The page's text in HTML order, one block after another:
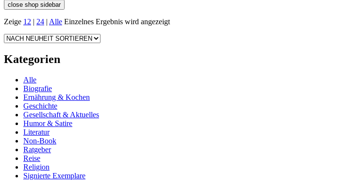
close shop sidebar
Zeige 12 | 24 | Alle Einzelnes Ergebnis wird angezeigt
Kategorien
Alle
Biografie
Ernährung & Kochen
Geschichte
Gesellschaft & Aktuelles
Humor & Satire
Literatur
Non-Book
Ratgeber
Reise
Religion
Signierte Exemplare